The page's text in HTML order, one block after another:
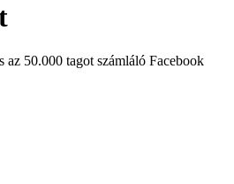
az 50.000 tagot számláló Facebook